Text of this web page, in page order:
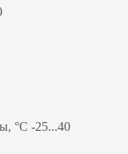
°C -25...40